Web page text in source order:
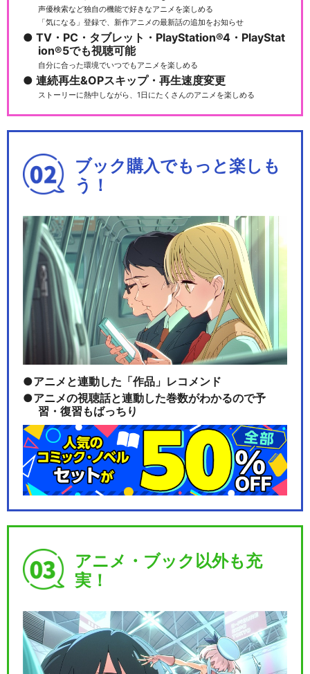
声優検索など独自の機能で好きなアニメを楽しめる
「気になる」登録で、新作アニメの最新話の追加をお知らせ
TV・PC・タブレット・PlayStation®4・PlayStat
ion®5でも視聴可能
自分に合った環境でいつでもアニメを楽しめる
連続再生&OPスキップ・再生速度変更
ストーリーに熱中しながら、1日にたくさんのアニメを楽しめる
ブック購入でもっと楽しも
う！
アニメと連動した「作品」レコメンド
アニメの視聴話と連動した巻数がわかるので予
習・復習もばっちり
アニメ・ブック以外も充
実！